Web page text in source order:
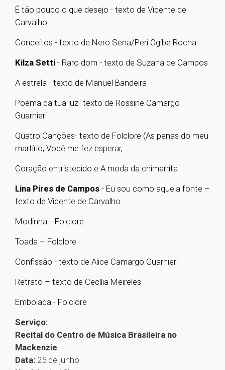
É tão pouco o que desejo - texto de Vicente de
Carvalho
Conceitos - texto de Nero Sena/Peri Ogibe Rocha
Kilza Setti - Raro dom - texto de Suzana de Campos
A estrela - texto de Manuel Bandeira
Poema da tua luz- texto de Rossine Camargo
Guarnieri
Quatro Canções- texto de Folclore (As penas do meu
martírio, Você me fez esperar,
Coração entristecido e A moda da chimarrita
Lina Pires de Campos - Eu sou como aquela fonte –
texto de Vicente de Carvalho
Modinha –Folclore
Toada – Folclore
Confissão - texto de Alice Camargo Guarnieri
Retrato – texto de Cecília Meireles
Embolada - Folclore
Serviço:
Recital do Centro de Música Brasileira no
Mackenzie
Data: 25 de junho